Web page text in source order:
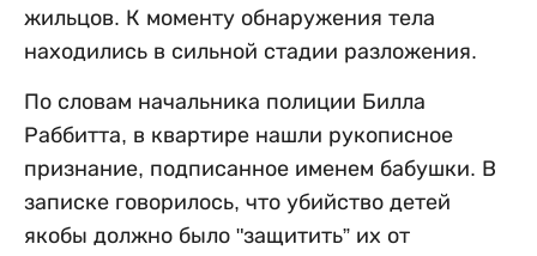
жильцов. К моменту обнаружения тела
находились в сильной стадии разложения.
По словам начальника полиции Билла
Раббитта, в квартире нашли рукописное
признание, подписанное именем бабушки. В
записке говорилось, что убийство детей
якобы должно было "защитить” их от